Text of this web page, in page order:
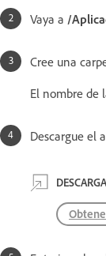
Vaya a /
Cree una
El nombre de
Descargue el